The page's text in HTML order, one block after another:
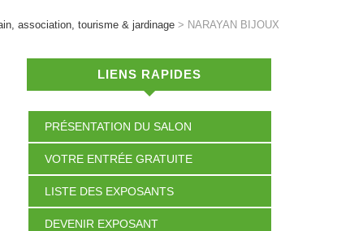
association, tourisme & jardinage > NARAYAN BIJOUX
LIENS RAPIDES
PRÉSENTATION DU SALON
VOTRE ENTRÉE GRATUITE
LISTE DES EXPOSANTS
DEVENIR EXPOSANT